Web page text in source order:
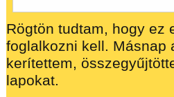
Rögtön tudtam, hogy ez
foglalkozni kell. Másnap
kerítettem,
lapokat.